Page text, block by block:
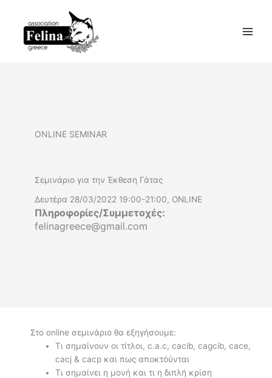
content
ONLINE SEMINAR
Σεμινάριο για την Έκθεση Γάτας
Δευτέρα 28/03/2022 19:00-21:00, ONLINE
Πληροφορίες/Συμμετοχές:
felinagreece@gmail.com
Στο online σεμινάριο θα εξηγήσουμε:
Τι σημαίνουν οι τίτλοι, c.a.c, cacib, cagcib, cace,
cacj & cacp και πως αποκτόύνται
Τι σημαίνει η μονή και τι η διπλή κρίση